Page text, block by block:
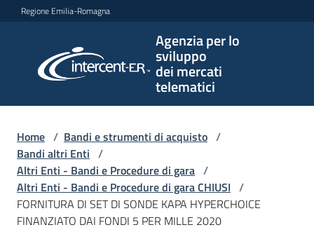
Vai al contenuto
Vai alla navigazione
Vai al footer
Regione Emilia-Romagna
Agenzia per lo
sviluppo
dei mercati
telematici
per lo
sviluppo
telematici
L'Agenzia
Home / Bandi e strumenti di acquisto /
Bandi altri Enti /
Altri Enti - Bandi e Procedure di gara /
Altri Enti - Bandi e Procedure di gara CHIUSI /
FORNITURA DI SET DI SONDE KAPA HYPERCHOICE
FINANZIATO DAI FONDI 5 PER MILLE 2020